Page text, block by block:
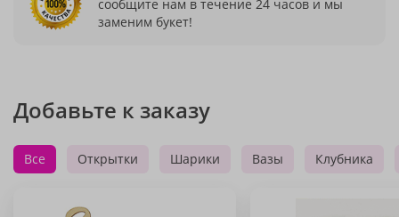
сообщите нам в течение 24 часов и мы
заменим букет!
Добавьте к заказу
Все Открытки Шарики Вазы Клубника